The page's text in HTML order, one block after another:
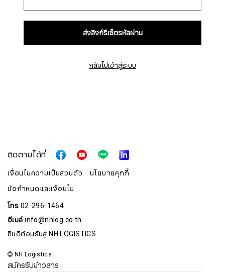
ส่งลิงก์รีเซ็ตรหัสผ่าน
กลับไปเข้าสู่ระบบ
ติดตามได้ที่ :
เงื่อนไขความเป็นส่วนตัว
นโยบายคุกกี้
ข้อกำหนดและเงื่อนไข
โทร02-296-1464
อีเมล์info@nhlog.co.th
ยินดีต้อนรับสู่ NH LOGISTICS
NH Logistics
สมัครรับข่าวสาร
สมัครรับจดหมายข่าว
ชื่อ